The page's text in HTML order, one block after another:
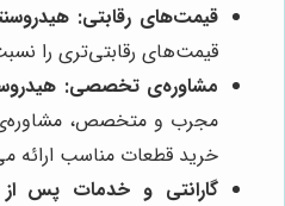
قیمت‌های رقابتی:
قیمت‌های رقابتی‌تری را
مشاوره‌ی تخصصی:
مجرب و متخصص،
خرید قطعات مناسب ارائه
گارانتی و خدمات پس